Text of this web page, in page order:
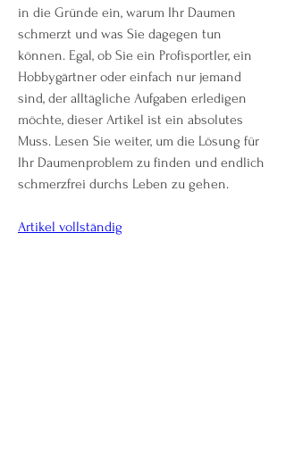
in die Gründe ein, warum Ihr Daumen
schmerzt und was Sie dagegen tun
können. Egal, ob Sie ein Profisportler, ein
Hobbygärtner oder einfach nur jemand
sind, der alltägliche Aufgaben erledigen
möchte, dieser Artikel ist ein absolutes
Muss. Lesen Sie weiter, um die Lösung für
Ihr Daumenproblem zu finden und endlich
schmerzfrei durchs Leben zu gehen.
Artikel vollständig